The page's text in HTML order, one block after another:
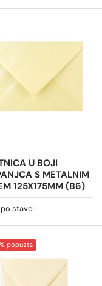
U BOJI
S METALNIM
125X175MM (B6)
cijena
po stavci
popusta